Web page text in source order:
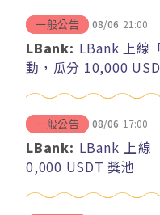
一般公告 08/06 21:00
LBank: LBank 上線
動，瓜分 10,000
一般公告 08/06 17:00
LBank: LBank 上線
0,000 USDT 獎池